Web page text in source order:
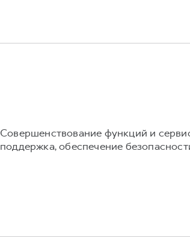
Совершенствование функций и
поддержка, обеспечение